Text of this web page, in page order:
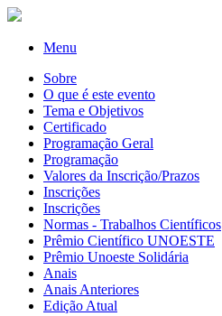
Menu
Sobre
O que é este evento
Tema e Objetivos
Certificado
Programação Geral
Programação
Valores da Inscrição/Prazos
Inscrições
Inscrições
Normas - Trabalhos Científicos
Prêmio Científico UNOESTE
Prêmio Unoeste Solidária
Anais
Anais Anteriores
Edição Atual